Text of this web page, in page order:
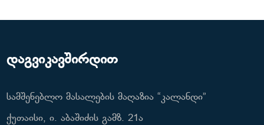
დაგვიკავშირდით
სამშენებლო მასალების მაღაზია “კალანდი”
ქუთაისი, ი. აბაშიძის გამზ. 21ა